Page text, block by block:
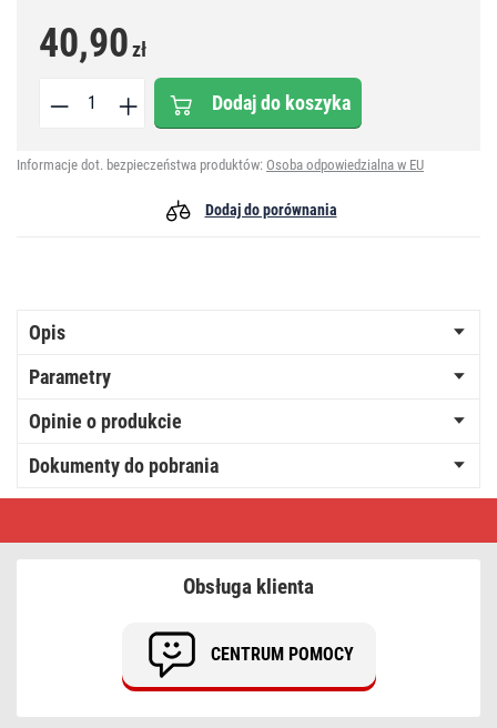
40,90zł
Dodaj do koszyka
Informacje dot. bezpieczeństwa produktów: Osoba odpowiedzialna w EU
Dodaj do porównania
Opis
Parametry
Opinie o produkcie
Dokumenty do pobrania
ekranowany
Obsługa klienta
CENTRUM POMOCY